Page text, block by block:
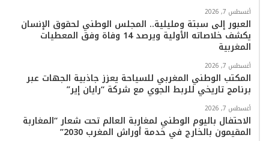
أغسطس 7, 2026
العبور إلى سبتة ومليلية.. المجلس الوطني لحقوق الإنسان
يكشف خلاصاته الأولية ويرصد 14 وفاة وفق المعطيات
المغربية
أغسطس 7, 2026
المكتب الوطني المغربي للسياحة يعزز جاذبية الجهات عبر
برنامج تاريخي للربط الجوي مع شركة “رايان إير”
أغسطس 7, 2026
الاحتفال باليوم الوطني لمغاربة العالم تحت شعار “المغاربة
المقيمون بالخارج في خدمة أوراش المغرب 2030”